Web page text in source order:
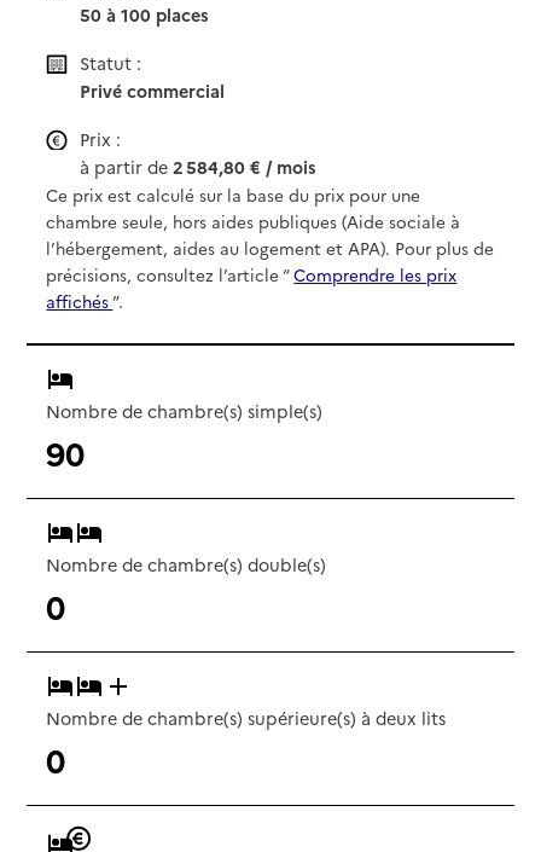
50 à 100 places
Statut :
Privé commercial
Prix :
à partir de2 584,80 € / mois
Ce prix est calculé sur la base du prix pour une
chambre seule, hors aides publiques (Aide sociale à
l’hébergement, aides au logement et APA). Pour plus de
précisions, consultez l’article “Comprendre les prix
affichés”.
Nombre de chambre(s) simple(s)
90
Nombre de chambre(s) double(s)
0
Nombre de chambre(s) supérieure(s) à deux lits
0